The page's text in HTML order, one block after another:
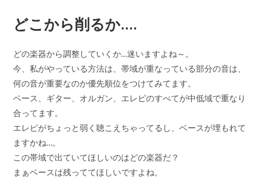
ヤ
ー
どこから削るか….
どの楽器から調整していくか…迷いますよね～。
今、私がやっている方法は、帯域が重なっている部分の音は、
何の音が重要なのか優先順位をつけてみてます。
ベース、ギター、オルガン、エレピのすべてが中低域で重なり
合ってます。
エレピがちょっと弱く聴こえちゃってるし、ベースが埋もれて
ますかね…。
この帯域で出ていてほしいのはどの楽器だ？
まぁベースは残っててほしいですよね。